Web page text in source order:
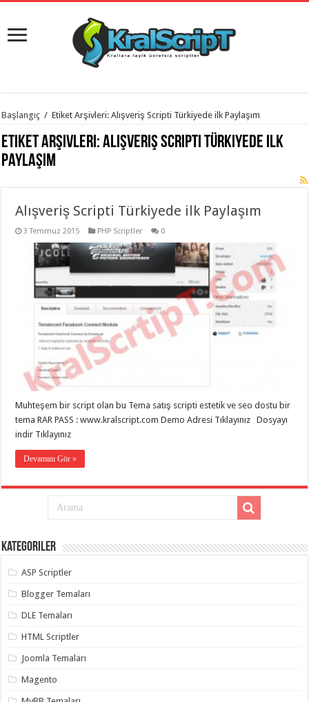
istanbul
evden
eve
taşımacılık,
gaziantep
taşımacılık,
evden
taşımacılık,
gaziantep
taşımacılık,
gaziantep
taşımacılık,
gaziantep
taşımacılık,
gaziantep
evden
gaziantep
evden
taşımacılık,
asansörlü
taşıma,
evden
taşımacılık,
gaziantep
organizasyon,
organizasyon,
organizasyon,
gaziantep
organizasyon
gaziantep
organizasyon
Başlangıç / Etiket Arşivleri: Alışveriş Scripti Türkiyede ilk Paylaşım
Etiket Arşivleri:Alışveriş Scripti Türkiyede ilk
Paylaşım
Alışveriş Scripti Türkiyede ilk Paylaşım
3 Temmuz 2015 PHP Scriptler 0
Muhteşem bir script olan bu Tema satış scripti estetik ve seo dostu bir
tema RAR PASS : www.kralscript.com Demo Adresi Tıklayınız Dosyayı
indir Tıklayınız
Devamını Gör »
Kategoriler
ASP Scriptler
Blogger Temaları
DLE Temaları
HTML Scriptler
Joomla Temaları
Magento